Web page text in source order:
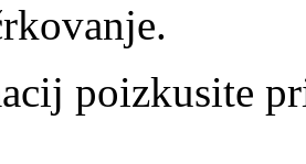
poizkusite